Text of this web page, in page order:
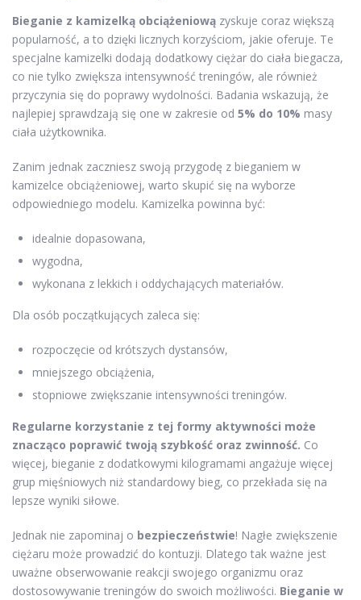
Bieganie z kamizelką obciążeniową zyskuje coraz większą
popularność, a to dzięki licznych korzyściom, jakie oferuje. Te
specjalne kamizelki dodają dodatkowy ciężar do ciała biegacza,
co nie tylko zwiększa intensywność treningów, ale również
przyczynia się do poprawy wydolności. Badania wskazują, że
najlepiej sprawdzają się one w zakresie od 5% do 10% masy
ciała użytkownika.
Zanim jednak zaczniesz swoją przygodę z bieganiem w
kamizelce obciążeniowej, warto skupić się na wyborze
odpowiedniego modelu. Kamizelka powinna być:
idealnie dopasowana,
wygodna,
wykonana z lekkich i oddychających materiałów.
Dla osób początkujących zaleca się:
rozpoczęcie od krótszych dystansów,
mniejszego obciążenia,
stopniowe zwiększanie intensywności treningów.
Regularne korzystanie z tej formy aktywności może
znacząco poprawić twoją szybkość oraz zwinność. Co
więcej, bieganie z dodatkowymi kilogramami angażuje więcej
grup mięśniowych niż standardowy bieg, co przekłada się na
lepsze wyniki siłowe.
Jednak nie zapominaj o bezpieczeństwie! Nagłe zwiększenie
ciężaru może prowadzić do kontuzji. Dlatego tak ważne jest
uważne obserwowanie reakcji swojego organizmu oraz
dostosowywanie treningów do swoich możliwości. Bieganie w